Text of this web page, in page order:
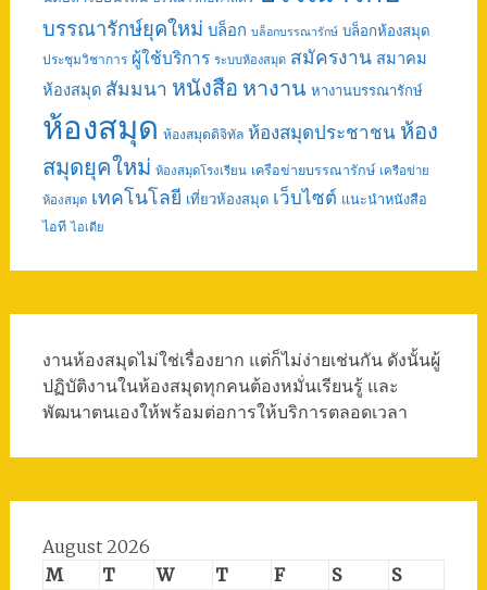
บรรณารักษ์ยุคใหม่ บล็อก บล็อกบรรณารักษ์ บล็อกห้องสมุด
ประชุมวิชาการ ผู้ใช้บริการ ระบบห้องสมุด สมัครงาน สมาคม
ห้องสมุด สัมมนา หนังสือ หางาน หางานบรรณารักษ์
ห้องสมุด ห้องสมุดดิจิทัล ห้องสมุดประชาชน ห้อง
สมุดยุคใหม่ ห้องสมุดโรงเรียน เครือข่ายบรรณารักษ์ เครือข่าย
ห้องสมุด เทคโนโลยี เที่ยวห้องสมุด เว็บไซต์ แนะนำหนังสือ
ไอที ไอเดีย
งานห้องสมุดไม่ใช่เรื่องยาก แต่ก็ไม่ง่ายเช่นกัน ดังนั้นผู้
ปฏิบัติงานในห้องสมุดทุกคนต้องหมั่นเรียนรู้ และ
พัฒนาตนเองให้พร้อมต่อการให้บริการตลอดเวลา
August 2026
M
T W T F S
S